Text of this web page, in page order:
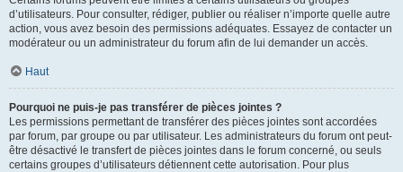
d’utilisateurs. Pour consulter, rédiger, publier ou réaliser n’importe quelle autre
action, vous avez besoin des permissions adéquates. Essayez de contacter un
modérateur ou un administrateur du forum afin de lui demander un accès.
Haut
Pourquoi ne puis-je pas transférer de pièces jointes ?
Les permissions permettant de transférer des pièces jointes sont accordées
par forum, par groupe ou par utilisateur. Les administrateurs du forum ont peut-
être désactivé le transfert de pièces jointes dans le forum concerné, ou seuls
certains groupes d’utilisateurs détiennent cette autorisation. Pour plus